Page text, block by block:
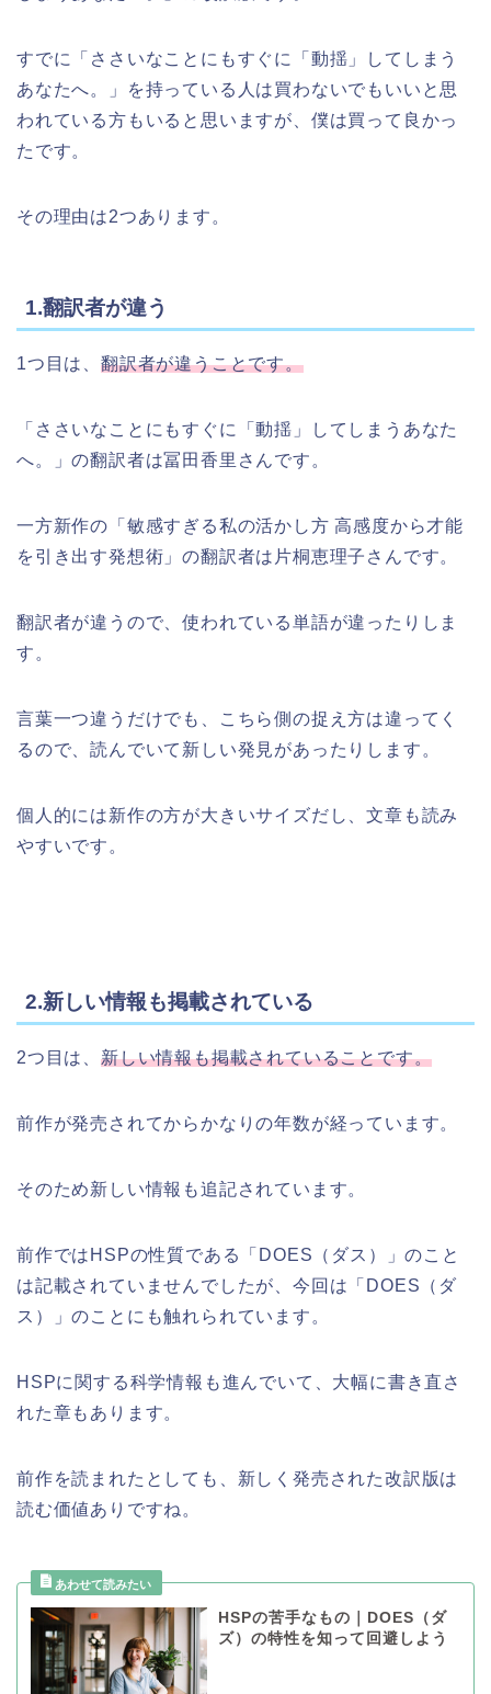
すでに「ささいなことにもすぐに「動揺」してしまう
あなたへ。」を持っている人は買わないでもいいと思
われている方もいると思いますが、僕は買って良かっ
たです。
その理由は2つあります。
1.翻訳者が違う
1つ目は、 翻訳者が違うことです。
「ささいなことにもすぐに「動揺」してしまうあなた
へ。」の翻訳者は冨田香里さんです。
一方新作の「敏感すぎる私の活かし方 高感度から才能
を引き出す発想術」の翻訳者は片桐恵理子さんです。
翻訳者が違うので、使われている単語が違ったりしま
す。
言葉一つ違うだけでも、こちら側の捉え方は違ってく
るので、読んでいて新しい発見があったりします。
個人的には新作の方が大きいサイズだし、文章も読み
やすいです。
2.新しい情報も掲載されている
2つ目は、 新しい情報も掲載されていることです。
前作が発売されてからかなりの年数が経っています。
そのため新しい情報も追記されています。
前作ではHSPの性質である「DOES（ダス）」のこと
は記載されていませんでしたが、今回は「DOES（ダ
ス）」のことにも触れられています。
HSPに関する科学情報も進んでいて、大幅に書き直さ
れた章もあります。
前作を読まれたとしても、新しく発売された改訳版は
読む価値ありですね。
HSPの苦手なもの｜DOES（ダ
ズ）の特性を知って回避しよう